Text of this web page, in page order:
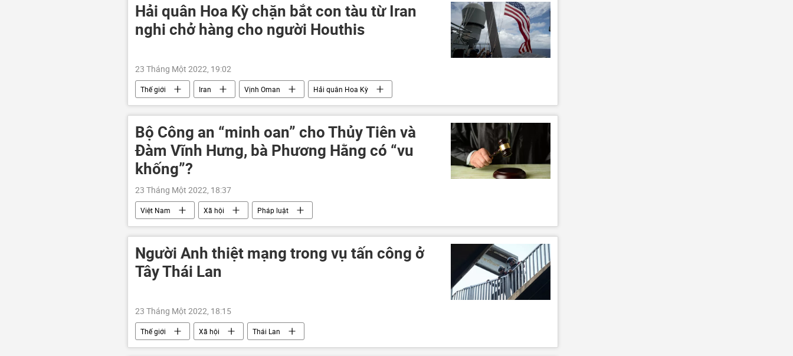
Hải quân Hoa Kỳ chặn bắt con tàu từ Iran
nghi chở hàng cho người Houthis
23 Tháng Một 2022, 19:02
Thế giới Iran Vịnh Oman Hải quân Hoa Kỳ
Bộ Công an “minh oan” cho Thủy Tiên và
Đàm Vĩnh Hưng, bà Phương Hằng có “vu
khống”?
23 Tháng Một 2022, 18:37
Việt Nam Xã hội Pháp luật
Người Anh thiệt mạng trong vụ tấn công ở
Tây Thái Lan
23 Tháng Một 2022, 18:15
Thế giới Xã hội Thái Lan